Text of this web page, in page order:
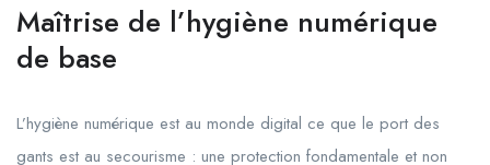
Maîtrise de l’hygiène numérique
de base
L’hygiène numérique est au monde digital ce que le port des
gants est au secourisme : une protection fondamentale et non